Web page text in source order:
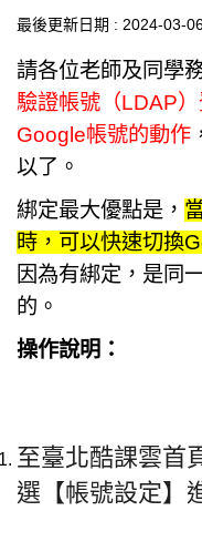
網站管理
行事曆
西松學習歷程檔案
家長會
家長專區
臺北市111年度臺北酷
教育品質保證
防疫在家學習專區
最後更新日期 : 2024-03-
請各位老師及同學
驗證帳號（LDAP
Google帳號的動作
以了。
綁定最大優點是，
時，可以快速切換
因為有綁定，是同
的。
操作說明：
至臺北酷課雲首
選【帳號設定】